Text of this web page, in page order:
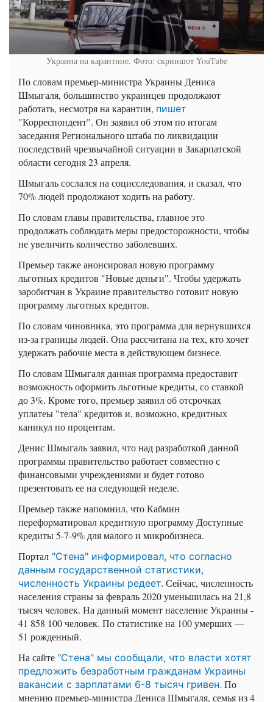
Украина на карантине. Фото: скриншот YouTube
По словам премьер-министра Украины Дениса
Шмыгаля, большинство украинцев продолжают
работать, несмотря на карантин, пишет
"Корреспондент". Он заявил об этом по итогам
заседания Регионального штаба по ликвидации
последствий чрезвычайной ситуации в Закарпатской
области сегодня 23 апреля.
Шмыгаль сослался на социсследования, и сказал, что
70% людей продолжают ходить на работу.
По словам главы правительства, главное это
продолжать соблюдать меры предосторожности, чтобы
не увеличить количество заболевших.
Премьер также анонсировал новую программу
льготных кредитов "Новые деньги". Чтобы удержать
заробитчан в Украине правительство готовит новую
программу льготных кредитов.
По словам чиновника, это программа для вернувшихся
из-за границы людей. Она рассчитана на тех, кто хочет
удержать рабочие места в действующем бизнесе.
По словам Шмыгаля данная программа предоставит
возможность оформить льготные кредиты, со ставкой
до 3%. Кроме того, премьер заявил об отсрочках
уплатеы "тела" кредитов и, возможно, кредитных
каникул по процентам.
Денис Шмыгаль заявил, что над разработкой данной
программы правительство работает совместно с
финансовыми учреждениями и будет готово
презентовать ее на следующей неделе.
Премьер также напомнил, что Кабмин
переформатировал кредитную программу Доступные
кредиты 5-7-9% для малого и микробизнеса.
Портал "Стена" информировал, что согласно
данным государственной статистики,
численность Украины редеет. Сейчас, численность
населения страны за февраль 2020 уменьшилась на 21,8
тысяч человек. На данный момент население Украины -
41 858 100 человек. По статистике на 100 умерших —
51 рожденный.
На сайте "Стена" мы сообщали, что власти хотят
предложить безработным гражданам Украины
вакансии с зарплатами 6-8 тысяч гривен. По
мнению премьер-министра Дениса Шмыгаля, семья из 4